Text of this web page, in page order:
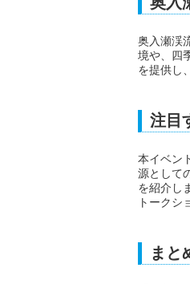
奥入瀬渓
境や、四
を提供し
注目
本イベン
源として
を紹介し
トークシ
まと